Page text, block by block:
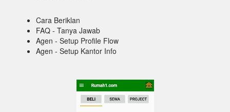
Cara Beriklan
FAQ - Tanya Jawab
Agen - Setup Profile Flow
Agen - Setup Kantor Info